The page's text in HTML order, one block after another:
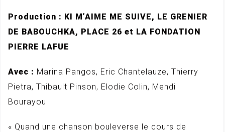
Production : KI M’AIME ME SUIVE, LE GRENIER
DE BABOUCHKA, PLACE 26 et LA FONDATION
PIERRE LAFUE
Avec : Marina Pangos, Eric Chantelauze, Thierry
Pietra, Thibault Pinson, Elodie Colin, Mehdi
Bourayou
« Quand une chanson bouleverse le cours de